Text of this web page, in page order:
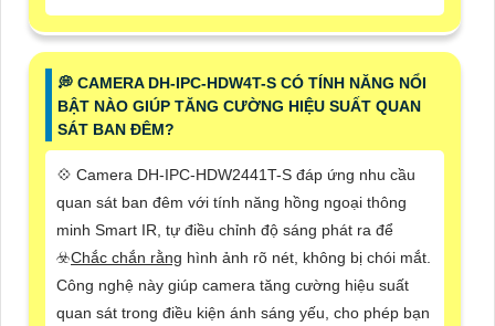
️💭 CAMERA DH-IPC-HDW4T-S CÓ TÍNH NĂNG NỔI
BẬT NÀO GIÚP TĂNG CƯỜNG HIỆU SUẤT QUAN
SÁT BAN ĐÊM?
💠 Camera DH-IPC-HDW2441T-S đáp ứng nhu cầu
quan sát ban đêm với tính năng hồng ngoại thông
minh Smart IR, tự điều chỉnh độ sáng phát ra để
☣️Chắc chắn rằng hình ảnh rõ nét, không bị chói mắt.
Công nghệ này giúp camera tăng cường hiệu suất
quan sát trong điều kiện ánh sáng yếu, cho phép bạn